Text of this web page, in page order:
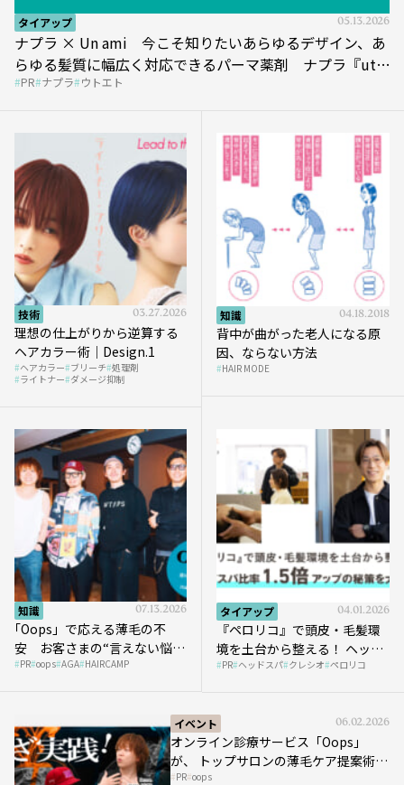
タイアップ 05.13.2026
ナプラ × Un ami 今こそ知りたいあらゆるデザイン、あ
らゆる髪質に幅広く対応できるパーマ薬剤 ナプラ『ut-
et』
PR ナプラ ウトエト
技術 03.27.2026
理想の仕上がりから逆算する
ヘアカラー術｜Design.1
ヘアカラー ブリーチ 処理剤
ライトナー ダメージ抑制
知識 04.18.2018
背中が曲がった老人になる原
因、ならない方法
HAIR MODE
知識 07.13.2026
｢Oops」で応える薄毛の不
安 お客さまの“言えない悩
み”にどう向き合う？ ＃01
PR oops AGA HAIRCAMP
タイアップ 04.01.2026
『ペロリコ』で頭皮・毛髪環
境を土台から整える！ ヘッド
スパ比率1.5倍アップの秘策を
PR ヘッドスパ クレシオ ペロリコ
イベント 06.02.2026
オンライン診療サービス「Oops」
が、 トップサロンの薄毛ケア提案術を
HAIRCAMPで公開！
PR oops